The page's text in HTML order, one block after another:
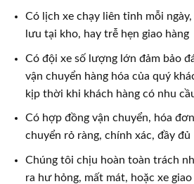
Có lịch xe chạy liên tỉnh mỗi
lưu tại kho, hay trễ hẹn giao hàng
Có đội xe số lượng lớn đảm bảo
vận chuyển hàng hóa của quý
kịp thời khi khách hàng có nhu
Có hợp đồng vận chuyển, hóa
chuyển rỏ ràng, chính xác, đầy đủ
Chúng tôi chịu hoàn toàn trách
ra hư hỏng, mất mát, hoặc xe